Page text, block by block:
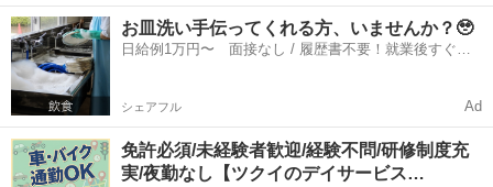
∵ 現在、お客様から多数のご依頼をいただいておりスタッフが不足し
ています 大手の家事代行で仕事が入らなくなったという方はぜひ！ カ
ジママ（ ht...
群馬 前橋市 前橋駅 その他 スタッフ
お皿洗い手伝ってくれる方、いませんか？🥹
日給例1万円〜 面接なし / 履歴書不要！就業後すぐに
シェアフル Ad
免許必須/未経験者歓迎/経験不問/研修制度充
実/夜勤なし【ツクイのデイサービス…